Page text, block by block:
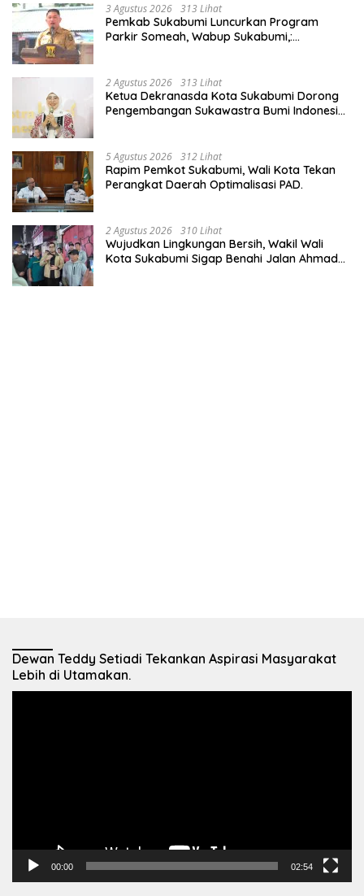
3 Agustus 2026 313 Lihat
Pemkab Sukabumi Luncurkan Program
Parkir Someah, Wabup Sukabumi,:
2 Agustus 2026 313 Lihat
Ketua Dekranasda Kota Sukabumi Dorong
Pengembangan Sukawastra Bumi Indonesia,
5 Agustus 2026 312 Lihat
Rapim Pemkot Sukabumi, Wali Kota Tekan
Perangkat Daerah Optimalisasi PAD.
2 Agustus 2026 310 Lihat
Wujudkan Lingkungan Bersih, Wakil Wali
Kota Sukabumi Sigap Benahi Jalan Ahmad
Dewan Teddy Setiadi Tekankan Aspirasi Masyarakat
Lebih di Utamakan.
00:00 02:54